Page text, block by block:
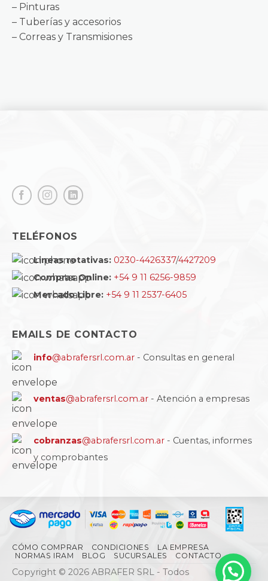
– Pinturas
– Tuberías y accesorios
– Correas y Transmisiones
TELÉFONOS
Lineas rotativas: 0230-4426337/4427209
Compras Online: +54 9 11 6256-9859
Mercado Libre: +54 9 11 2537-6405
EMAILS DE CONTACTO
info@abrafersrl.com.ar - Consultas en general
ventas@abrafersrl.com.ar - Atención a empresas
cobranzas@abrafersrl.com.ar - Cuentas, informes
y comprobantes
CÓMO COMPRAR CONDICIONES
LA EMPRESA
NORMAS IRAM
BLOG SUCURSALES CONTACTO
Copyright © 2026 ABRAFER SRL - Todos